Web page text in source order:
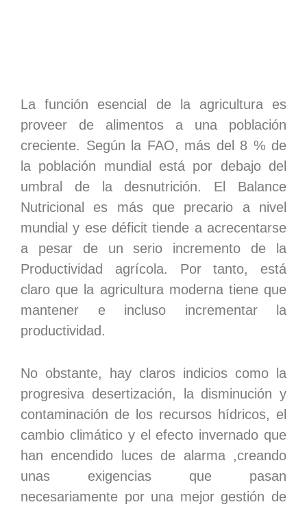
La función esencial de la agricultura es
proveer de alimentos a una población
creciente. Según la FAO, más del 8 % de
la población mundial está por debajo del
umbral de la desnutrición. El Balance
Nutricional es más que precario a nivel
mundial y ese déficit tiende a acrecentarse
a pesar de un serio incremento de la
Productividad agrícola. Por tanto, está
claro que la agricultura moderna tiene que
mantener e incluso incrementar la
productividad.
No obstante, hay claros indicios como la
progresiva desertización, la disminución y
contaminación de los recursos hídricos, el
cambio climático y el efecto invernado que
han encendido luces de alarma ,creando
unas exigencias que pasan
necesariamente por una mejor gestión de